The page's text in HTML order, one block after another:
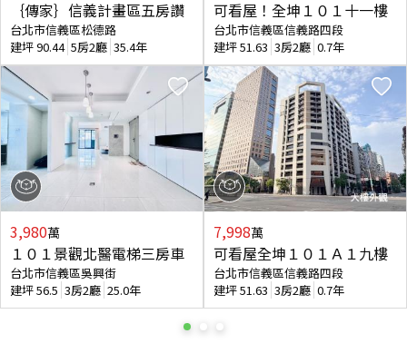
｛傳家｝信義計畫區五房讚
台北市信義區松德路
建坪90.44 5房2廳 35.4年
3,980萬
１０１景觀北醫電梯三房車
台北市信義區吳興街
建坪56.5 3房2廳 25.0年
可看屋！全坤１０１十一樓
台北市信義區信義路四段
建坪51.63 3房2廳 0.7年
7,998萬
可看屋全坤１０１Ａ１九樓
台北市信義區信義路四段
建坪51.63 3房2廳 0.7年